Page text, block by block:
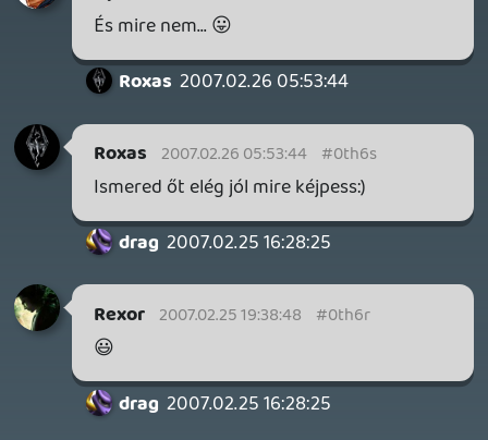
Necroman Mk2
QUAKE CHAMPIONS
FREEPLAY
5 napja
Necroman Mk2
WRATH OF THE GODS
FREEPLAY